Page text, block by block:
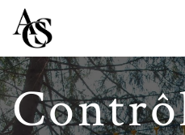
Panneau de gestion des cookies